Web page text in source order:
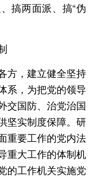
搞两面派、搞“伪
，建立健全坚持
系，为把党的领导
交国防、治党治国
坚实制度保障。研
重要工作的党内法
重大工作的体制机
的工作机关实施党